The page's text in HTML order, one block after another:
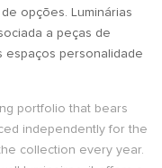
opções. Luminárias
a peças de
espaços personalidade
portfolio that bears
independently for the
collection every year.